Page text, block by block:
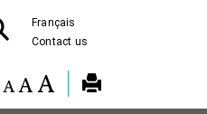
Français
Contact us